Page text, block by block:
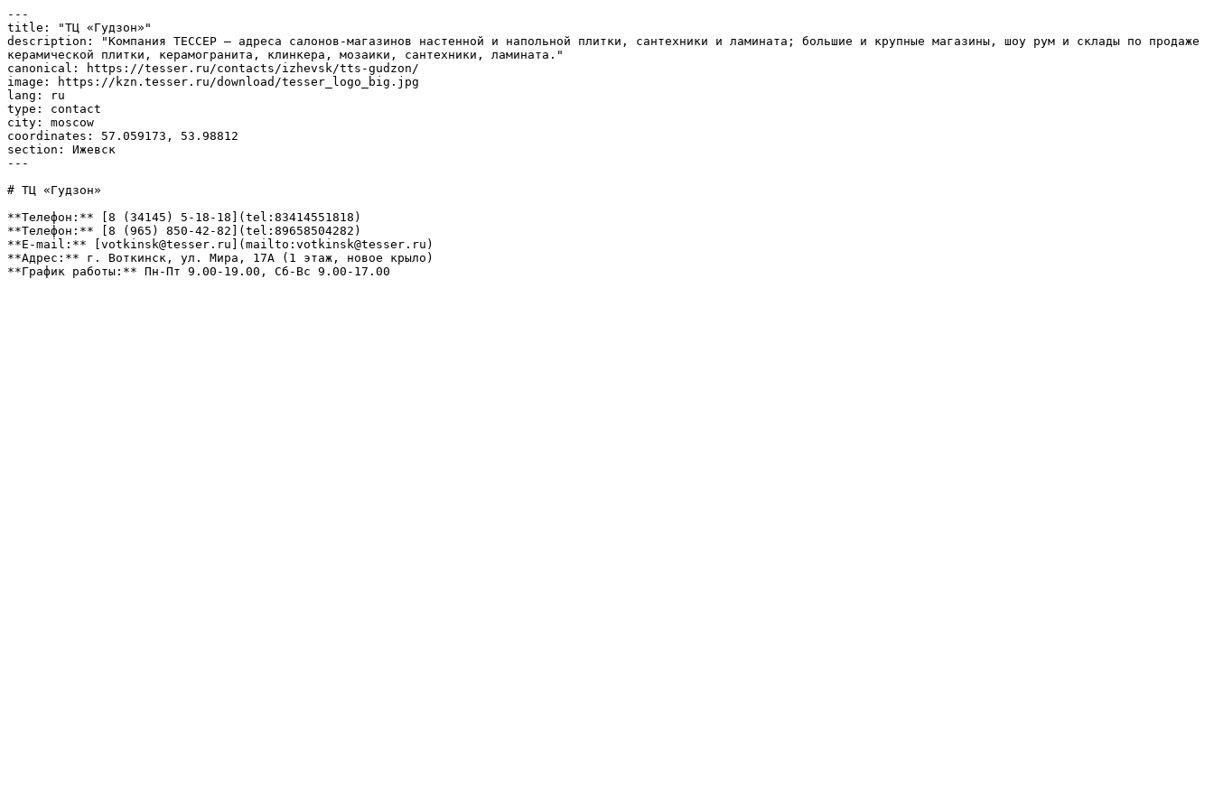
---
title: "ТЦ «Гудзон»"
description: "Компания ТЕССЕР – адреса салонов-магазинов настенной и напольной плитки, сантехники и ламината; большие и крупные магазины, шоу рум и склады по продаже
керамической плитки, керамогранита, клинкера, мозаики, сантехники, ламината."
canonical: https://tesser.ru/contacts/izhevsk/tts-gudzon/
image: https://kzn.tesser.ru/download/tesser_logo_big.jpg
lang: ru
type: contact
city: moscow
coordinates: 57.059173, 53.98812
section: Ижевск
---
# ТЦ «Гудзон»
**Телефон:** [8 (34145) 5-18-18](tel:83414551818)
**Телефон:** [8 (965) 850-42-82](tel:89658504282)
**E-mail:** [votkinsk@tesser.ru](mailto:votkinsk@tesser.ru)
**Адрес:** г. Воткинск, ул. Мира, 17А (1 этаж, новое крыло)
**График работы:** Пн-Пт 9.00-19.00, Сб-Вс 9.00-17.00